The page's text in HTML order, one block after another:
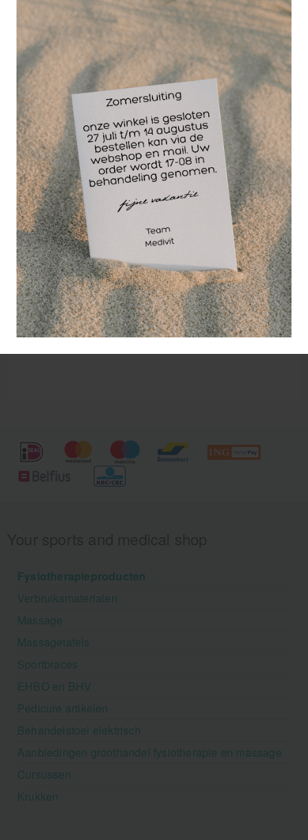
GRATIS
bezorging va. €95,- excl. btw
14 dagen
retourgarantie
30 jaar
dé paramedisch specialist
De Massage Ball MBX Geeft een intense en
doelgerichte druk. Extra stevige EVA schuimrubber
oppervlak verandert minimaal van vorm voor een
diepdruk in het weefsel. De slip bestendige textuur
van de MBX verhoogt de stabiliteit bij het toepassen
van druk. Het oppervlak is makkelijk schoon te
maken.
Fysiotherapieproducten
Verbruiksmaterialen
Massage
Massagetafels
Sportbraces
EHBO en BHV
Pedicure artikelen
Behandelstoel elektrisch
Aanbiedingen groothandel fysiotherapie en massage
Cursussen
Krukken